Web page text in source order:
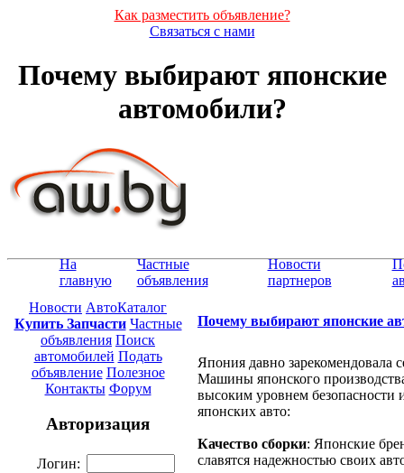
Как разместить объявление?
Связаться с нами
Почему выбирают японские
автомобили?
На
главную
Частные
объявления
Новости
партнеров
Новости АвтоКаталог
Купить Запчасти Частные
объявления Поиск
автомобилей Подать
объявление Полезное
Контакты Форум
Авторизация
Логин:
Почему выбирают японские
Япония давно зарекомендовала
Машины японского
высоким уровнем
японских авто:
Качество сборки: Японские
славятся надежностью своих